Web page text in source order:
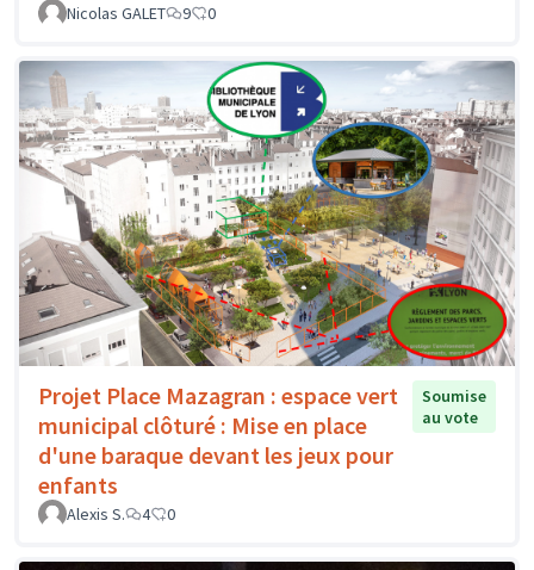
Nicolas GALET 9 0
Projet Place Mazagran : espace vert
municipal clôturé : Mise en place
d'une baraque devant les jeux pour
enfants
Soumise
au vote
Alexis S. 4 0